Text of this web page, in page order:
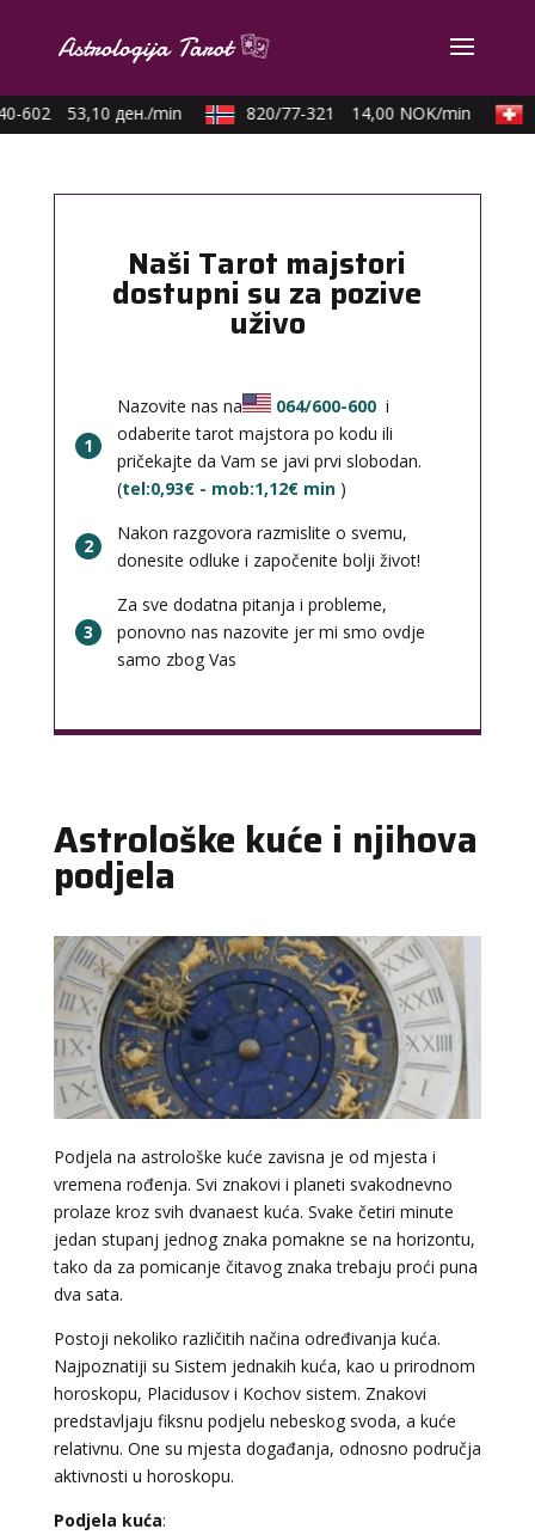
602 53,10 ден./min 820/77-321 14,00 NOK/min
Naši Tarot majstori
dostupni su za pozive
uživo
1
Nazovite nas na 064/600-600 i
odaberite tarot majstora po kodu ili
pričekajte da Vam se javi prvi slobodan.
(tel:0,93€ - mob:1,12€ min )
2
Nakon razgovora razmislite o svemu,
donesite odluke i započenite bolji život!
3
Za sve dodatna pitanja i probleme,
ponovno nas nazovite jer mi smo ovdje
samo zbog Vas
Astrološke kuće i njihova
podjela
Podjela na astrološke kuće zavisna je od mjesta i
vremena rođenja. Svi znakovi i planeti svakodnevno
prolaze kroz svih dvanaest kuća. Svake četiri minute
jedan stupanj jednog znaka pomakne se na horizontu,
tako da za pomicanje čitavog znaka trebaju proći puna
dva sata.
Postoji nekoliko različitih načina određivanja kuća.
Najpoznatiji su Sistem jednakih kuća, kao u prirodnom
horoskopu, Placidusov i Kochov sistem. Znakovi
predstavljaju fiksnu podjelu nebeskog svoda, a kuće
relativnu. One su mjesta događanja, odnosno područja
aktivnosti u horoskopu.
Podjela kuća: